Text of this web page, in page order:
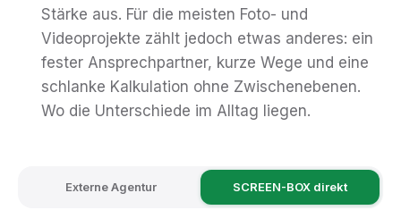
Stärke aus. Für die meisten Foto- und
Videoprojekte zählt jedoch etwas anderes: ein
fester Ansprechpartner, kurze Wege und eine
schlanke Kalkulation ohne Zwischenebenen.
Wo die Unterschiede im Alltag liegen.
Externe Agentur SCREEN-BOX direkt